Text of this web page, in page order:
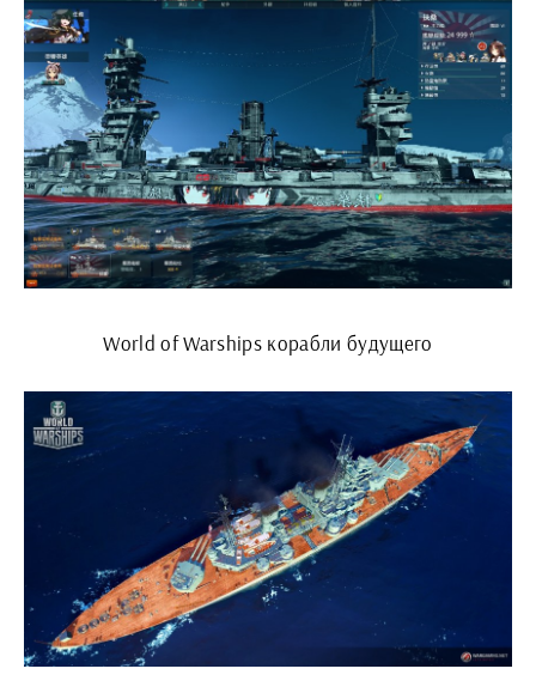
World of Warships корабли будущего